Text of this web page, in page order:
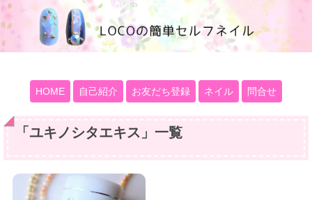
100均大好きママブログ
HOME 自己紹介 お友だち登録 ネイル 問合せ
「 ユキノシタエキス 」 一覧